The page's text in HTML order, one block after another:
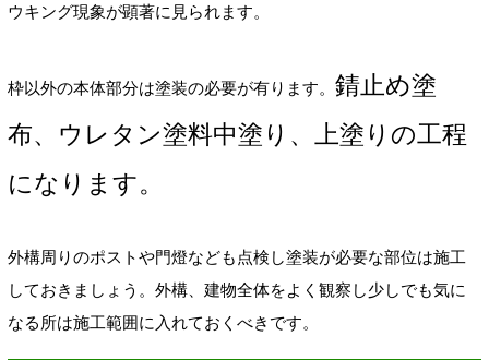
ウキング現象が顕著に見られます。
枠以外の本体部分は塗装の必要が有ります。 錆止め塗
布、ウレタン塗料中塗り、上塗りの工程
になります。
外構周りのポストや門燈なども点検し塗装が必要な部位は施工
しておきましょう。外構、建物全体をよく観察し少しでも気に
なる所は施工範囲に入れておくべきです。